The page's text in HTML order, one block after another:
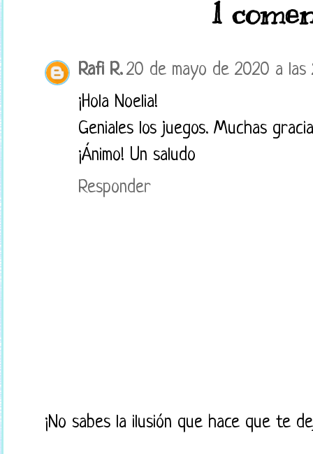
1
Rafi R. 20 de mayo de 2020 a las
¡Hola Noelia!
Geniales los juegos. Muchas
¡Ánimo! Un saludo
Responder
¡No sabes la ilusión que hace que te